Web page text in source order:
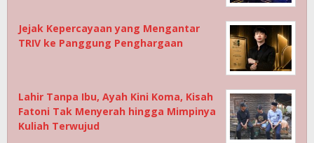
Jejak Kepercayaan yang Mengantar
TRIV ke Panggung Penghargaan
Lahir Tanpa Ibu, Ayah Kini Koma, Kisah
Fatoni Tak Menyerah hingga Mimpinya
Kuliah Terwujud